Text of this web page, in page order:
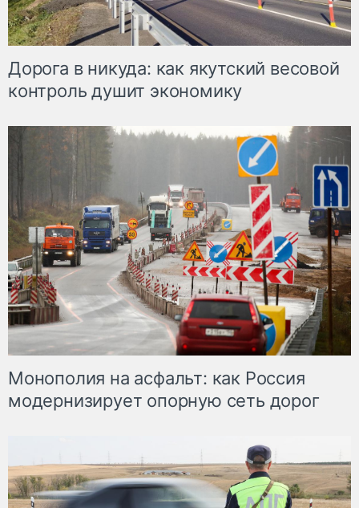
Дорога в никуда: как якутский весовой
контроль душит экономику
Монополия на асфальт: как Россия
модернизирует опорную сеть дорог